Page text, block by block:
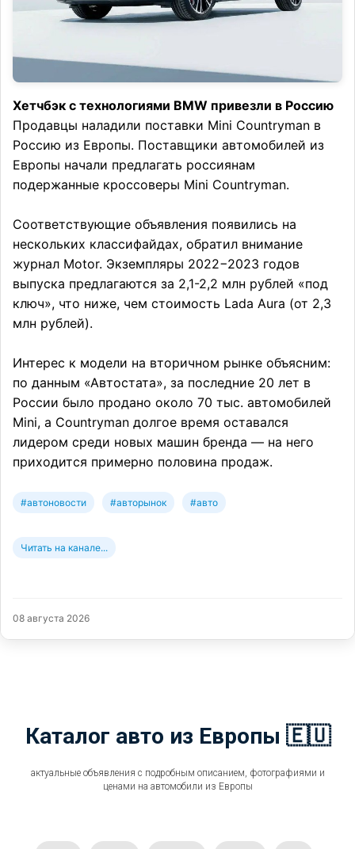
Хетчбэк с технологиями BMW привезли в Россию
Продавцы наладили поставки Mini Countryman в
Россию из Европы. Поставщики автомобилей из
Европы начали предлагать россиянам
подержанные кроссоверы Mini Countryman.
Соответствующие объявления появились на
нескольких классифайдах, обратил внимание
журнал Motor. Экземпляры 2022−2023 годов
выпуска предлагаются за 2,1-2,2 млн рублей «под
ключ», что ниже, чем стоимость Lada Aura (от 2,3
млн рублей).
Интерес к модели на вторичном рынке объясним:
по данным «Автостата», за последние 20 лет в
России было продано около 70 тыс. автомобилей
Mini, а Countryman долгое время оставался
лидером среди новых машин бренда — на него
приходится примерно половина продаж.
#автоновости #авторынок #авто
Читать на канале...
08 августа 2026
Каталог авто из Европы 🇪🇺
актуальные объявления с подробным описанием, фотографиями и
ценами на автомобили из Европы